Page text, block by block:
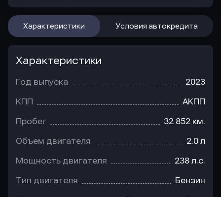
Характеристики Условия автокредита
Характеристики
Год выпуска 2023
КПП АКПП
Пробег 32 852 км.
Объем двигателя 2.0 л
Мощность двигателя 238 л.с.
Тип двигателя Бензин